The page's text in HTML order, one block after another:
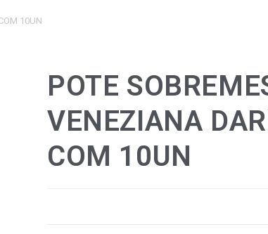
10UN
POTE
VENEZIANA
COM 10UN